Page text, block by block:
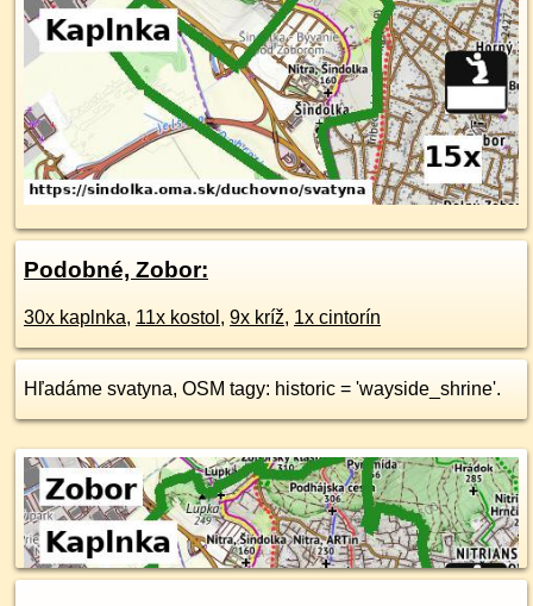
Podobné, Zobor:
30x kaplnka, 11x kostol , 9x kríž, 1x cintorín
Hľadáme svatyna, OSM tagy: historic = 'wayside_shrine'.